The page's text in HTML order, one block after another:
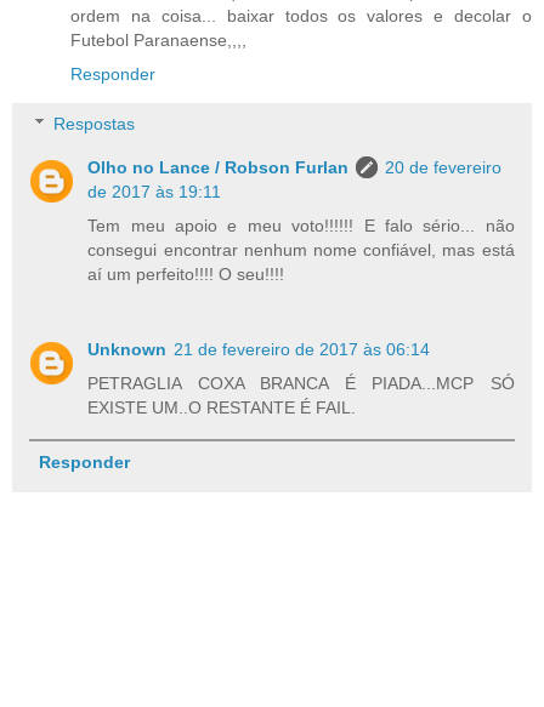
ordem na coisa... baixar todos os valores e decolar o
Futebol Paranaense,,,,
Responder
Respostas
Olho no Lance / Robson Furlan
20 de fevereiro
de 2017 às 19:11
Tem meu apoio e meu voto!!!!!! E falo sério... não
consegui encontrar nenhum nome confiável, mas está
aí um perfeito!!!! O seu!!!!
Unknown 21 de fevereiro de 2017 às 06:14
PETRAGLIA COXA BRANCA É PIADA...MCP SÓ
EXISTE UM..O RESTANTE É FAIL.
Responder